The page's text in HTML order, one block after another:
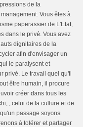
de la
Vous êtes à
paperassier de L'Etat,
dans le privé. Vous avez
dignitaires de la
afin d'envisager un
le paralysent et
privé. Le travail quel qu'il
être humain, il procure
créer dans tous les
, celui de la culture et de
passage soyons
à tolérer et partager